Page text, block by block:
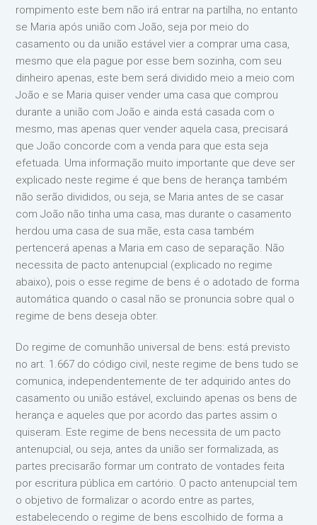
rompimento este bem não irá entrar na partilha, no entanto
se Maria após união com João, seja por meio do
casamento ou da união estável vier a comprar uma casa,
mesmo que ela pague por esse bem sozinha, com seu
dinheiro apenas, este bem será dividido meio a meio com
João e se Maria quiser vender uma casa que comprou
durante a união com João e ainda está casada com o
mesmo, mas apenas quer vender aquela casa, precisará
que João concorde com a venda para que esta seja
efetuada. Uma informação muito importante que deve ser
explicado neste regime é que bens de herança também
não serão divididos, ou seja, se Maria antes de se casar
com João não tinha uma casa, mas durante o casamento
herdou uma casa de sua mãe, esta casa também
pertencerá apenas a Maria em caso de separação. Não
necessita de pacto antenupcial (explicado no regime
abaixo), pois o esse regime de bens é o adotado de forma
automática quando o casal não se pronuncia sobre qual o
regime de bens deseja obter.
Do regime de comunhão universal de bens: está previsto
no art. 1.667 do código civil, neste regime de bens tudo se
comunica, independentemente de ter adquirido antes do
casamento ou união estável, excluindo apenas os bens de
herança e aqueles que por acordo das partes assim o
quiseram. Este regime de bens necessita de um pacto
antenupcial, ou seja, antes da união ser formalizada, as
partes precisarão formar um contrato de vontades feita
por escritura pública em cartório. O pacto antenupcial tem
o objetivo de formalizar o acordo entre as partes,
estabelecendo o regime de bens escolhido de forma a